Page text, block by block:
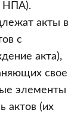
НПА).
акты в
с
акта),
свое
элементы
актов (их